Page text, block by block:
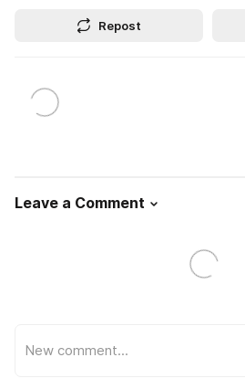
Repost
Leave a Comment